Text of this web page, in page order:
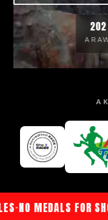
202
·NO MEDALS FOR